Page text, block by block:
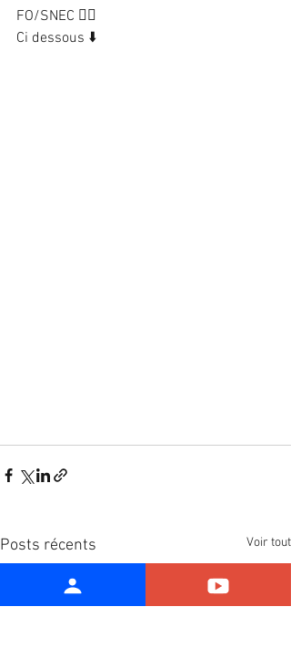
FO/SNEC 👍🏻
Ci dessous ⬇️
Posts récents Voir tout